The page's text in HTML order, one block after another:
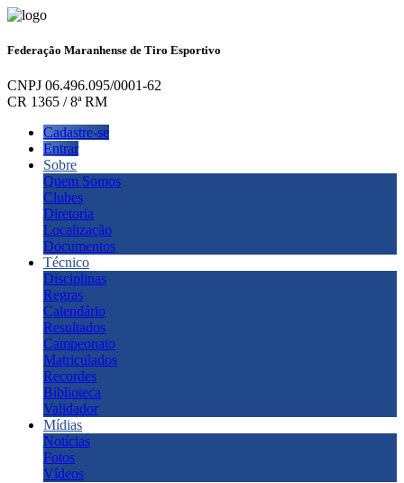
Federação Maranhense de Tiro Esportivo
CNPJ 06.496.095/0001-62
CR 1365 / 8ª RM
Cadastre-se
Entrar
Sobre
Quem Somos
Clubes
Diretoria
Localização
Documentos
Técnico
Disciplinas
Regras
Calendário
Resultados
Campeonato
Matriculados
Recordes
Biblioteca
Validador
Mídias
Notícias
Fotos
Vídeos